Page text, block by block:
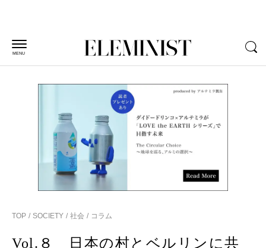
MENU
TOP SOCIETY 社会 コラム
Vol.８ 日本の村とベルリンに共